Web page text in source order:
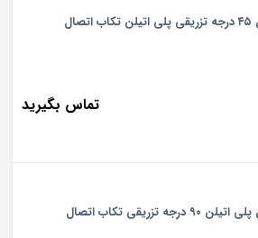
تماس بگیرید
۹۰ درجه تزریقی تکاب اتصال